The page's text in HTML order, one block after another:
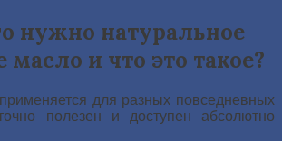
нужно натуральное
масло и что это такое?
для разных повседневных
полезен и доступен абсолютно